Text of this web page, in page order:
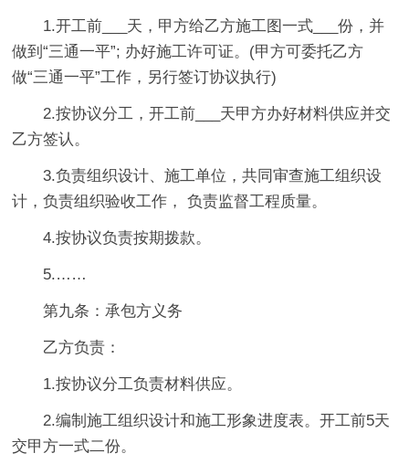
1.开工前___天，甲方给乙方施工图一式___份，并
做到“三通一平”; 办好施工许可证。(甲方可委托乙方
做“三通一平”工作，另行签订协议执行)
2.按协议分工，开工前___天甲方办好材料供应并交
乙方签认。
3.负责组织设计、施工单位，共同审查施工组织设
计，负责组织验收工作， 负责监督工程质量。
4.按协议负责按期拨款。
5.……
第九条：承包方义务
乙方负责：
1.按协议分工负责材料供应。
2.编制施工组织设计和施工形象进度表。开工前5天
交甲方一式二份。